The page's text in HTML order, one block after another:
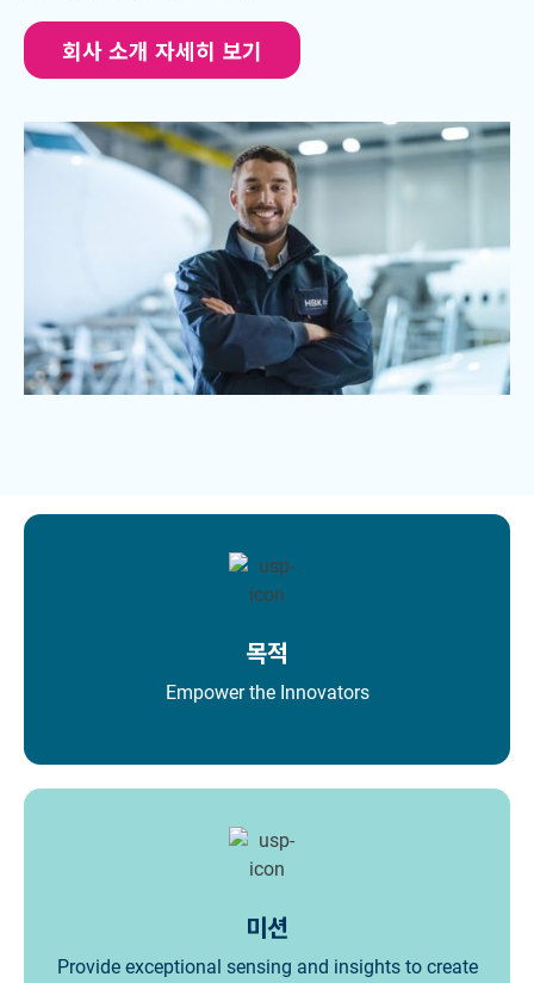
회사 소개 자세히 보기
목적
Empower the Innovators
미션
Provide exceptional sensing and insights to create